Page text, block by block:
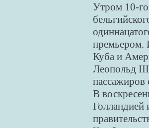
Утром 10-
премьером.
Куба и
Леопольд III
пассажиров
В
Голландией